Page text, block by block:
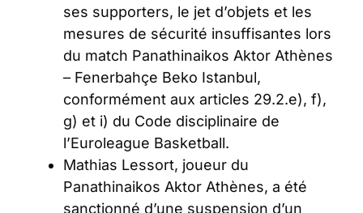
ses supporters, le jet d’objets et les
mesures de sécurité insuffisantes lors
du match Panathinaikos Aktor Athènes
– Fenerbahçe Beko Istanbul,
conformément aux articles 29.2.e), f),
g) et i) du Code disciplinaire de
l’Euroleague Basketball.
Mathias Lessort, joueur du
Panathinaikos Aktor Athènes, a été
sanctionné d’une suspension d’un